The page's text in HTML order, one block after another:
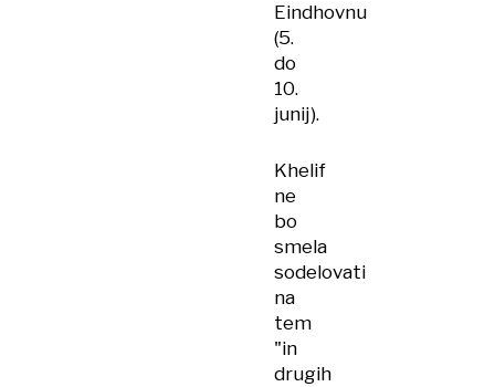
Eindhovnu
(5.
do
10.
junij).
Khelif
ne
bo
smela
sodelovati
na
tem
"in
drugih